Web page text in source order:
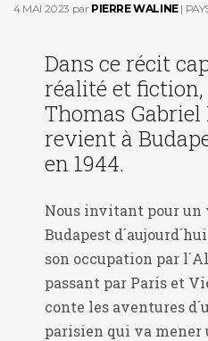
4 MAI 2023 par PIERRE WALINE|
Dans ce récit
réalité et fiction,
Thomas
revient à
en 1944.
Nous invitant pour un
Budapest
son occupation par
passant par Paris et
conte les aventures
parisien qui va mener